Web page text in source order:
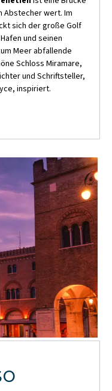
Abstecher wert. Im
sich der große Golf
und seinen
Meer abfallende
Schloss Miramare,
und Schriftsteller,
inspiriert.